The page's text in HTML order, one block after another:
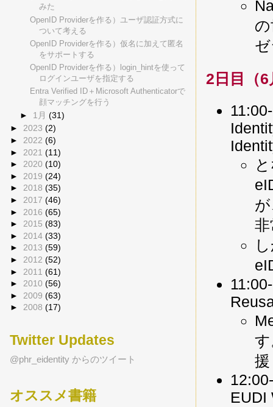
2日目（
EUDI
みた
OpenID Providerを作る）ユーザ認証方式に
ついて考える
OpenID Providerを作る）仮名に加えて匿名
をサポートする
OpenID Providerを作る）login_hintを使って
ログインユーザを指定する
Entra Verified ID＋Microsoft Authenticatorで
顔マッチングを行う
► 1月(31)
► 2023 (2)
► 2022 (6)
► 2021 (11)
► 2020 (10)
► 2019 (24)
► 2018 (35)
► 2017 (46)
► 2016 (65)
► 2015 (83)
► 2014 (33)
► 2013 (59)
► 2012 (52)
► 2011 (61)
► 2010 (56)
► 2009 (63)
► 2008 (17)
Twitter Updates
@phr_eidentity からのツイート
オススメ書籍